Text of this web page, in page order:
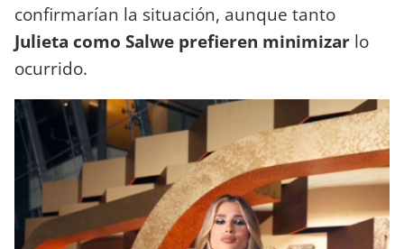
confirmarían la situación, aunque tanto
Julieta como Salwe prefieren minimizar lo
ocurrido.